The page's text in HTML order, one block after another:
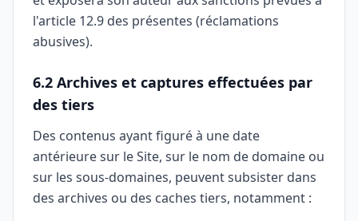
l'article 12.9 des présentes (réclamations
abusives).
6.2 Archives et captures effectuées par
des tiers
Des contenus ayant figuré à une date
antérieure sur le Site, sur le nom de domaine ou
sur les sous-domaines, peuvent subsister dans
des archives ou des caches tiers, notamment :